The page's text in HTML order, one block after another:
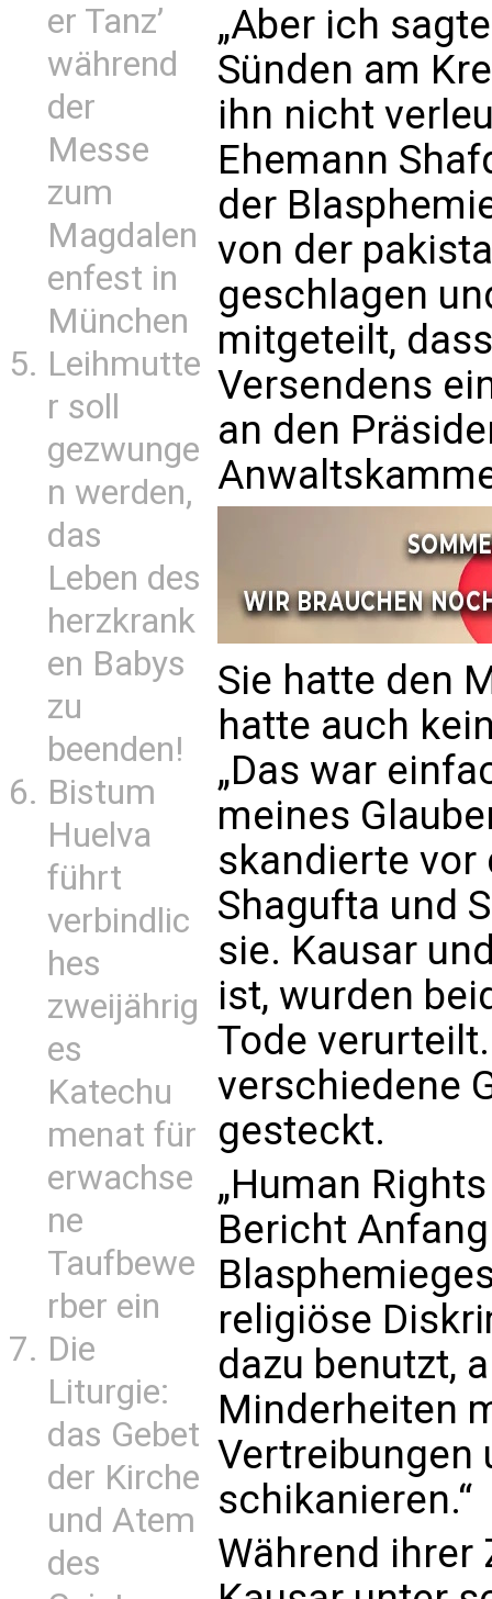
er Tanz’
während
der
Messe
zum
Magdalen
enfest in
München
Leihmutte
r soll
gezwunge
n werden,
das
Leben des
herzkrank
en Babys
zu
beenden!
Bistum
Huelva
führt
verbindlic
hes
zweijährig
es
Katechu
menat für
erwachse
ne
Taufbewe
rber ein
Die
Liturgie:
das Gebet
der Kirche
und Atem
des
„Aber ich
Sünden am
ihn nicht
Ehemann
der
von der
geschlagen
mitgeteilt,
Versendens
an den
Sie hatte den
hatte auch
„Das war
meines
skandierte vor
Shagufta und
sie. Kausar
ist, wurden
Tode
verschiedene
gesteckt.
„Human
Bericht
religiöse
dazu benutzt,
Minderheiten
Vertreibungen
schikanieren.“
Während ihrer